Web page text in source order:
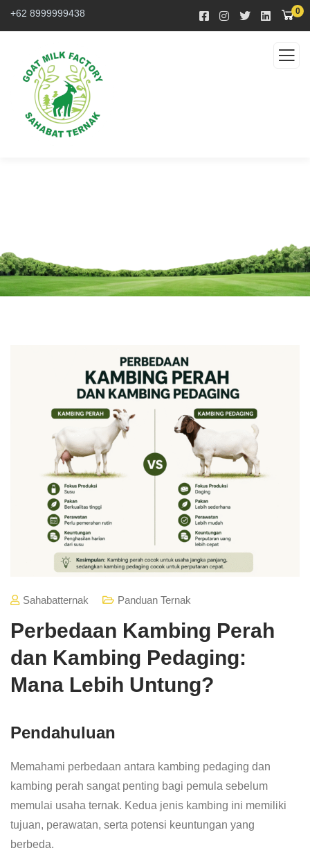
+62 8999999438 0
Sahabatternak Panduan Ternak
Perbedaan Kambing Perah
dan Kambing Pedaging:
Mana Lebih Untung?
Pendahuluan
Memahami perbedaan antara kambing pedaging dan
kambing perah sangat penting bagi pemula sebelum
memulai usaha ternak. Kedua jenis kambing ini memiliki
tujuan, perawatan, serta potensi keuntungan yang
berbeda.